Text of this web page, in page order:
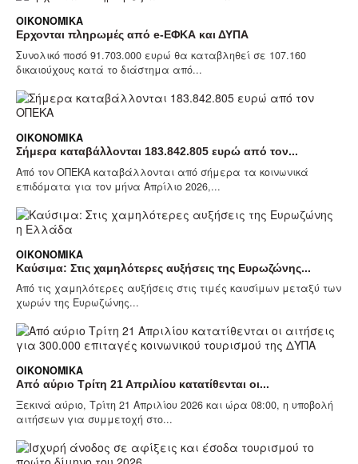
ΟΙΚΟΝΟΜΙΚΆ
Ερχονται πληρωμές από e-ΕΦΚΑ και ΔΥΠΑ
Συνολικό ποσό 91.703.000 ευρώ θα καταβληθεί σε 107.160
δικαιούχους κατά το διάστημα από...
ΟΙΚΟΝΟΜΙΚΆ
Σήμερα καταβάλλονται 183.842.805 ευρώ από τον...
Από τον ΟΠΕΚΑ καταβάλλονται από σήμερα τα κοινωνικά
επιδόματα για τον μήνα Απρίλιο 2026,...
ΟΙΚΟΝΟΜΙΚΆ
Καύσιμα: Στις χαμηλότερες αυξήσεις της Ευρωζώνης...
Από τις χαμηλότερες αυξήσεις στις τιμές καυσίμων μεταξύ των
χωρών της Ευρωζώνης...
ΟΙΚΟΝΟΜΙΚΆ
Από αύριο Τρίτη 21 Απριλίου κατατίθενται οι...
Ξεκινά αύριο, Τρίτη 21 Απριλίου 2026 και ώρα 08:00, η υποβολή
αιτήσεων για συμμετοχή στο...